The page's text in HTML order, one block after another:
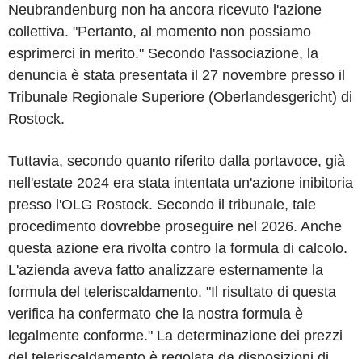
Neubrandenburg non ha ancora ricevuto l'azione
collettiva. "Pertanto, al momento non possiamo
esprimerci in merito." Secondo l'associazione, la
denuncia è stata presentata il 27 novembre presso il
Tribunale Regionale Superiore (Oberlandesgericht) di
Rostock.
Tuttavia, secondo quanto riferito dalla portavoce, già
nell'estate 2024 era stata intentata un'azione inibitoria
presso l'OLG Rostock. Secondo il tribunale, tale
procedimento dovrebbe proseguire nel 2026. Anche
questa azione era rivolta contro la formula di calcolo.
L'azienda aveva fatto analizzare esternamente la
formula del teleriscaldamento. "Il risultato di questa
verifica ha confermato che la nostra formula è
legalmente conforme." La determinazione dei prezzi